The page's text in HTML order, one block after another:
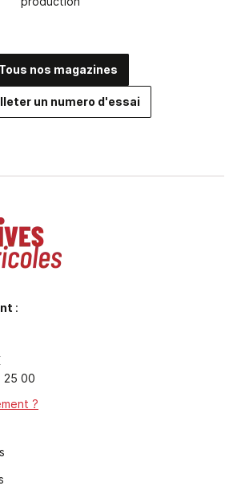
Tous nos magazines
un numero d'essai
:
25 00
?